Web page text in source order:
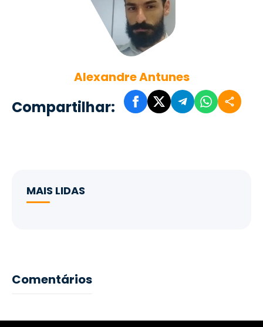
Alexandre Antunes
Compartilhar:
MAIS LIDAS
Comentários